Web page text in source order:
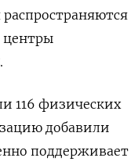
центры
116 физических
добавили
поддерживает